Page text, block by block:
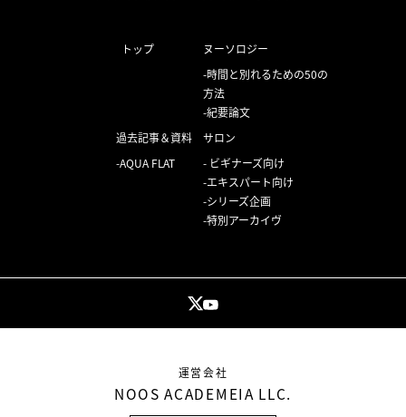
トップ
ヌーソロジー
時間と別れるための50の
方法
紀要論文
過去記事＆資料
AQUA FLAT
サロン
ビギナーズ向け
エキスパート向け
シリーズ企画
特別アーカイヴ
運営会社
NOOS ACADEMEIA LLC.